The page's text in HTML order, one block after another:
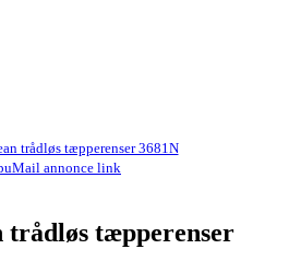
trådløs tæpperenser 3681N
annonce link
trådløs tæpperenser